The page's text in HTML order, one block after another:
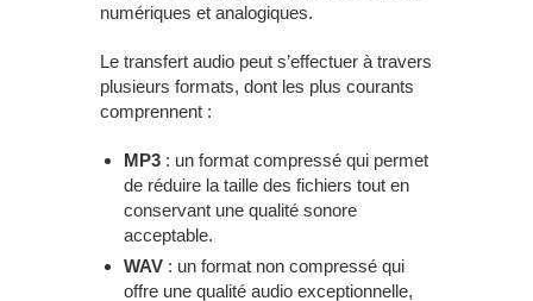
numériques et analogiques.
Le transfert audio peut s’effectuer à travers
plusieurs formats, dont les plus courants
comprennent :
MP3 : un format compressé qui permet
de réduire la taille des fichiers tout en
conservant une qualité sonore
acceptable.
WAV : un format non compressé qui
offre une qualité audio exceptionnelle,